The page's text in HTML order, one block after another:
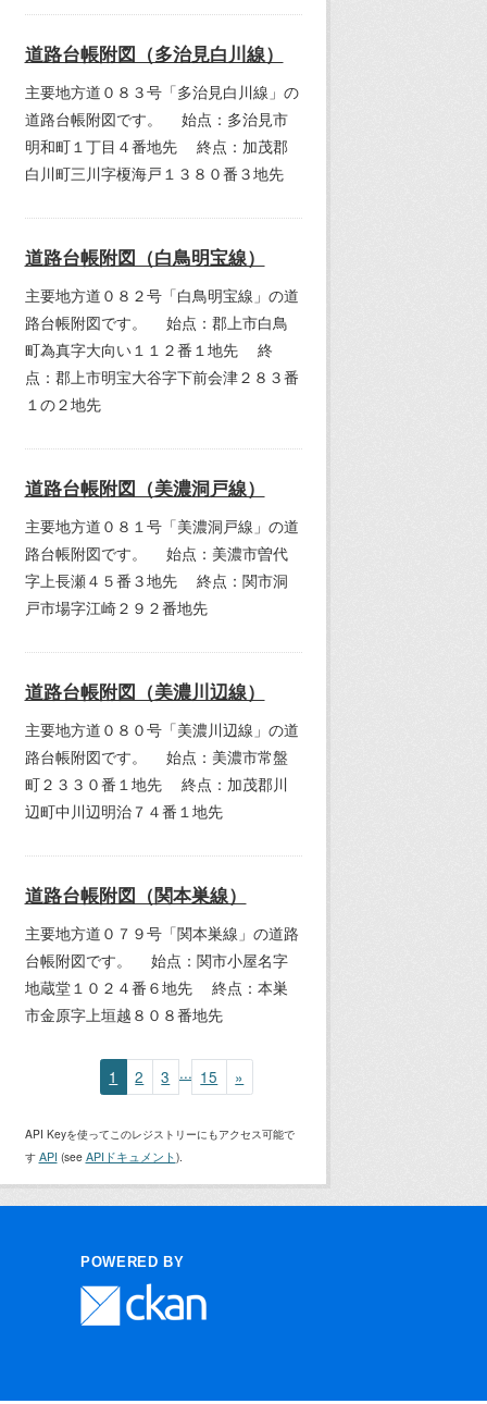
道路台帳附図（多治見白川線）
主要地方道０８３号「多治見白川線」の
道路台帳附図です。 始点：多治見市
明和町１丁目４番地先 終点：加茂郡
白川町三川字榎海戸１３８０番３地先
道路台帳附図（白鳥明宝線）
主要地方道０８２号「白鳥明宝線」の道
路台帳附図です。 始点：郡上市白鳥
町為真字大向い１１２番１地先 終
点：郡上市明宝大谷字下前会津２８３番
１の２地先
道路台帳附図（美濃洞戸線）
主要地方道０８１号「美濃洞戸線」の道
路台帳附図です。 始点：美濃市曽代
字上長瀬４５番３地先 終点：関市洞
戸市場字江崎２９２番地先
道路台帳附図（美濃川辺線）
主要地方道０８０号「美濃川辺線」の道
路台帳附図です。 始点：美濃市常盤
町２３３０番１地先 終点：加茂郡川
辺町中川辺明治７４番１地先
道路台帳附図（関本巣線）
主要地方道０７９号「関本巣線」の道路
台帳附図です。 始点：関市小屋名字
地蔵堂１０２４番６地先 終点：本巣
市金原字上垣越８０８番地先
1 2 3 ... 15 »
API Keyを使ってこのレジストリーにもアクセス可能で
す API (see APIドキュメント).
POWERED BY